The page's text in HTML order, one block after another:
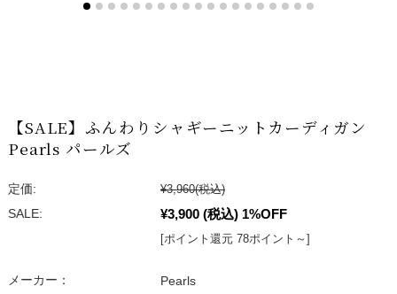
【SALE】ふんわりシャギーニットカーディガン
Pearls パールズ
定価: ¥3,960(税込)
SALE:
¥3,900 (税込) 1%OFF
[ポイント還元 78ポイント～]
メーカー：
Pearls